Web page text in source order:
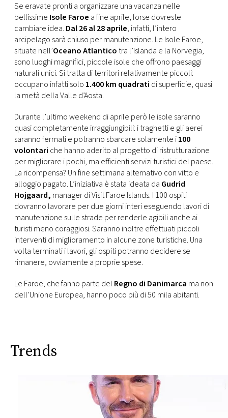
Se eravate pronti a organizzare una vacanza nelle
bellissime Isole Faroe a fine aprile, forse dovreste
cambiare idea. Dal 26 al 28 aprile, infatti, l’intero
arcipelago sarà chiuso per manutenzione. Le Isole Faroe,
situate nell’Oceano Atlantico tra l’Islanda e la Norvegia,
sono luoghi magnifici, piccole isole che offrono paesaggi
naturali unici. Si tratta di territori relativamente piccoli:
occupano infatti solo 1.400 km quadrati di superficie, quasi
la metà della Valle d’Aosta.
Durante l’ultimo weekend di aprile però le isole saranno
quasi completamente irraggiungibili: i traghetti e gli aerei
saranno fermati e potranno sbarcare solamente i100
volontari che hanno aderito al progetto di ristrutturazione
per migliorare i pochi, ma efficienti servizi turistici del paese.
La ricompensa? Un fine settimana alternativo con vitto e
alloggio pagato. L’iniziativa è stata ideata da Gudrid
Hojgaard, manager di Visit Faroe Islands. I 100 ospiti
dovranno lavorare per due giorni interi eseguendo lavori di
manutenzione sulle strade per renderle agibili anche ai
turisti meno coraggiosi. Saranno inoltre effettuati piccoli
interventi di miglioramento in alcune zone turistiche. Una
volta terminati i lavori, gli ospiti potranno decidere se
rimanere, ovviamente a proprie spese.
Le Faroe, che fanno parte del Regno di Danimarca ma non
dell’Unione Europea, hanno poco più di 50 mila abitanti.
Trends